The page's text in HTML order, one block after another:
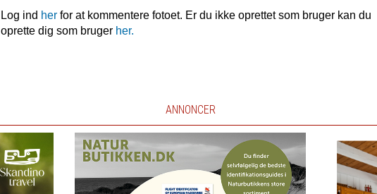
Log ind her for at kommentere fotoet. Er du ikke oprettet som bruger kan du
oprette dig som bruger her.
ANNONCER